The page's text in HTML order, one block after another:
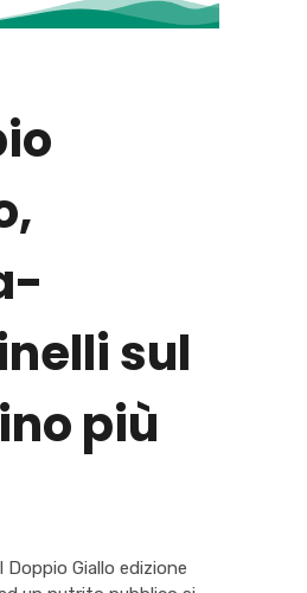
sul
più
Doppio Giallo edizione